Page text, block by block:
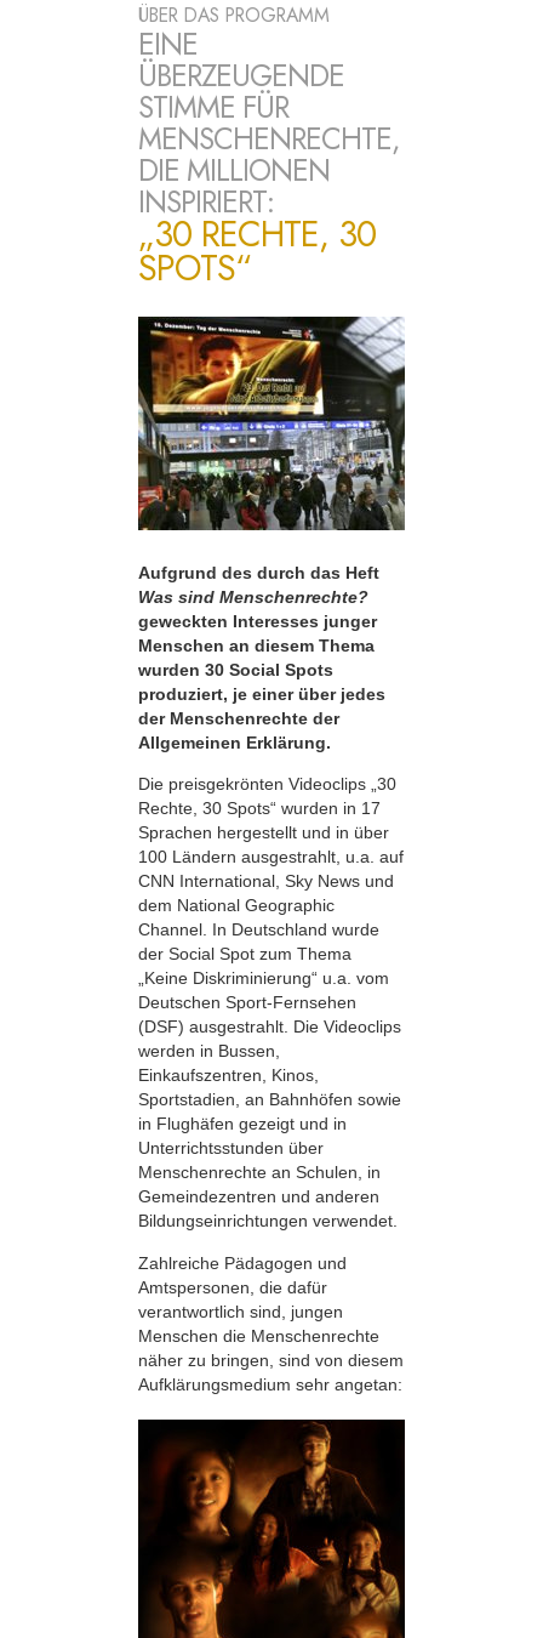
ÜBER DAS PROGRAMM
EINE
ÜBERZEUGENDE
STIMME FÜR
MENSCHENRECHTE,
DIE MILLIONEN
INSPIRIERT:
„30 RECHTE, 30
SPOTS“
Aufgrund des durch das Heft
Was sind Menschenrechte?
geweckten Interesses junger
Menschen an diesem Thema
wurden 30 Social Spots
produziert, je einer über jedes
der Menschenrechte der
Allgemeinen Erklärung.
Die preisgekrönten Videoclips „30
Rechte, 30 Spots“ wurden in 17
Sprachen hergestellt und in über
100 Ländern ausgestrahlt, u.a. auf
CNN International, Sky News und
dem National Geographic
Channel. In Deutschland wurde
der Social Spot zum Thema
„Keine Diskriminierung“ u.a. vom
Deutschen Sport-Fernsehen
(DSF) ausgestrahlt. Die Videoclips
werden in Bussen,
Einkaufszentren, Kinos,
Sportstadien, an Bahnhöfen sowie
in Flughäfen gezeigt und in
Unterrichtsstunden über
Menschenrechte an Schulen, in
Gemeindezentren und anderen
Bildungseinrichtungen verwendet.
Zahlreiche Pädagogen und
Amtspersonen, die dafür
verantwortlich sind, jungen
Menschen die Menschenrechte
näher zu bringen, sind von diesem
Aufklärungsmedium sehr angetan: